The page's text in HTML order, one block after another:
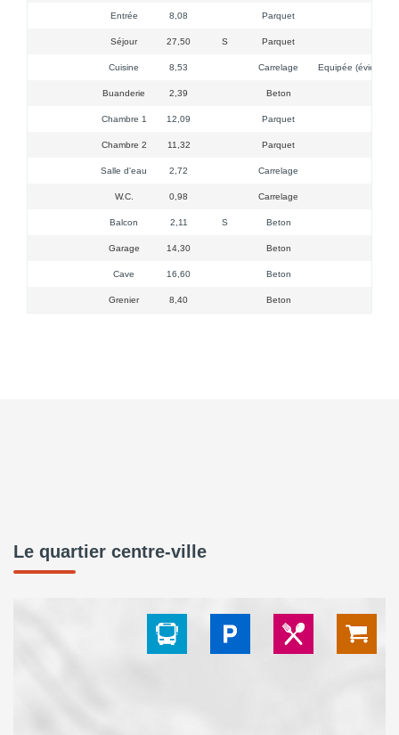
Entrée 8,08 Parquet
Séjour 27,50 S Parquet
Cuisine 8,53 Carrelage Equipée (évier,
Buanderie 2,39 Beton
Chambre 1 12,09 Parquet
Chambre 2 11,32 Parquet
Salle d'eau 2,72 Carrelage
W.C. 0,98 Carrelage
Balcon 2,11 S Beton
Garage 14,30 Beton
Cave 16,60 Beton
Grenier 8,40 Beton
Le quartier centre-ville